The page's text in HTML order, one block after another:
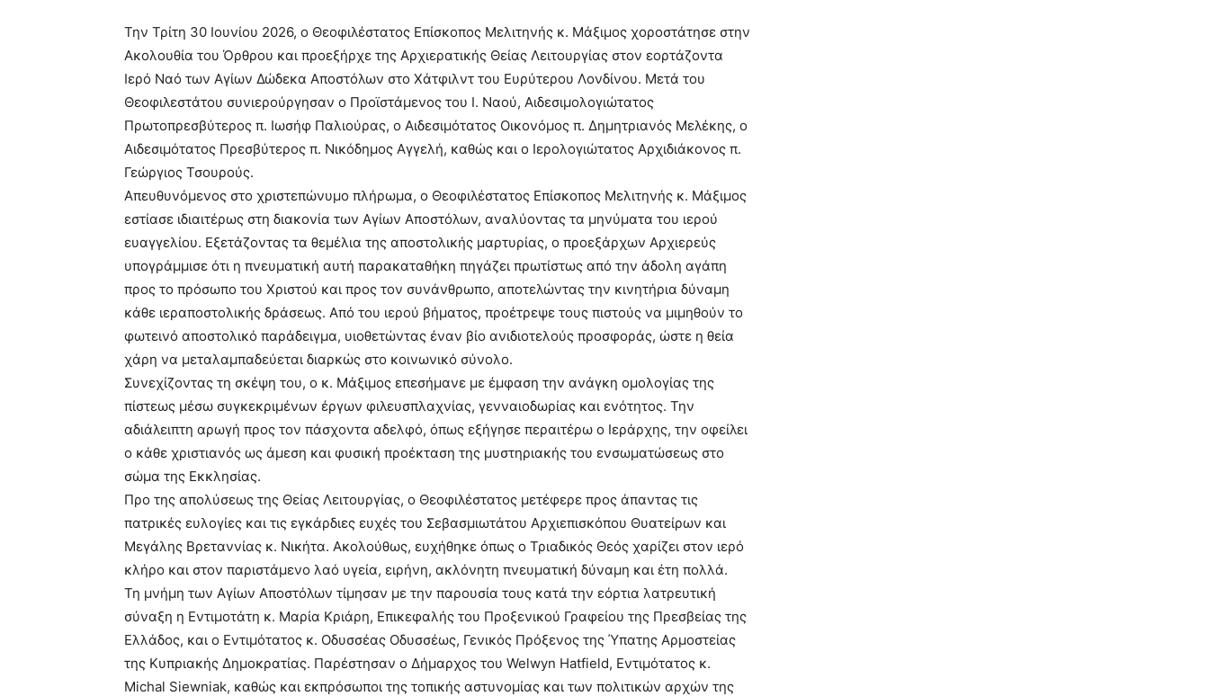
Την Τρίτη 30 Ιουνίου 2026, ο Θεοφιλέστατος Επίσκοπος Μελιτηνής κ. Μάξιμος χοροστάτησε στην
Ακολουθία του Όρθρου και προεξήρχε της Αρχιερατικής Θείας Λειτουργίας στον εορτάζοντα
Ιερό Ναό των Αγίων Δώδεκα Αποστόλων στο Χάτφιλντ του Ευρύτερου Λονδίνου. Μετά του
Θεοφιλεστάτου συνιερούργησαν ο Προϊστάμενος του Ι. Ναού, Αιδεσιμολογιώτατος
Πρωτοπρεσβύτερος π. Ιωσήφ Παλιούρας, ο Αιδεσιμότατος Οικονόμος π. Δημητριανός Μελέκης, ο
Αιδεσιμότατος Πρεσβύτερος π. Νικόδημος Αγγελή, καθώς και ο Ιερολογιώτατος Αρχιδιάκονος π.
Γεώργιος Τσουρούς.
Απευθυνόμενος στο χριστεπώνυμο πλήρωμα, ο Θεοφιλέστατος Επίσκοπος Μελιτηνής κ. Μάξιμος
εστίασε ιδιαιτέρως στη διακονία των Αγίων Αποστόλων, αναλύοντας τα μηνύματα του ιερού
ευαγγελίου. Εξετάζοντας τα θεμέλια της αποστολικής μαρτυρίας, ο προεξάρχων Αρχιερεύς
υπογράμμισε ότι η πνευματική αυτή παρακαταθήκη πηγάζει πρωτίστως από την άδολη αγάπη
προς το πρόσωπο του Χριστού και προς τον συνάνθρωπο, αποτελώντας την κινητήρια δύναμη
κάθε ιεραποστολικής δράσεως. Από του ιερού βήματος, προέτρεψε τους πιστούς να μιμηθούν το
φωτεινό αποστολικό παράδειγμα, υιοθετώντας έναν βίο ανιδιοτελούς προσφοράς, ώστε η θεία
χάρη να μεταλαμπαδεύεται διαρκώς στο κοινωνικό σύνολο.
Συνεχίζοντας τη σκέψη του, ο κ. Μάξιμος επεσήμανε με έμφαση την ανάγκη ομολογίας της
πίστεως μέσω συγκεκριμένων έργων φιλευσπλαχνίας, γενναιοδωρίας και ενότητος. Την
αδιάλειπτη αρωγή προς τον πάσχοντα αδελφό, όπως εξήγησε περαιτέρω ο Ιεράρχης, την οφείλει
ο κάθε χριστιανός ως άμεση και φυσική προέκταση της μυστηριακής του ενσωματώσεως στο
σώμα της Εκκλησίας.
Προ της απολύσεως της Θείας Λειτουργίας, ο Θεοφιλέστατος μετέφερε προς άπαντας τις
πατρικές ευλογίες και τις εγκάρδιες ευχές του Σεβασμιωτάτου Αρχιεπισκόπου Θυατείρων και
Μεγάλης Βρεταννίας κ. Νικήτα. Ακολούθως, ευχήθηκε όπως ο Τριαδικός Θεός χαρίζει στον ιερό
κλήρο και στον παριστάμενο λαό υγεία, ειρήνη, ακλόνητη πνευματική δύναμη και έτη πολλά.
Τη μνήμη των Αγίων Αποστόλων τίμησαν με την παρουσία τους κατά την εόρτια λατρευτική
σύναξη η Εντιμοτάτη κ. Μαρία Κριάρη, Επικεφαλής του Προξενικού Γραφείου της Πρεσβείας της
Ελλάδος, και ο Εντιμότατος κ. Οδυσσέας Οδυσσέως, Γενικός Πρόξενος της Ύπατης Αρμοστείας
της Κυπριακής Δημοκρατίας. Παρέστησαν ο Δήμαρχος του Welwyn Hatfield, Εντιμότατος κ.
Michal Siewniak, καθώς και εκπρόσωποι της τοπικής αστυνομίας και των πολιτικών αρχών της